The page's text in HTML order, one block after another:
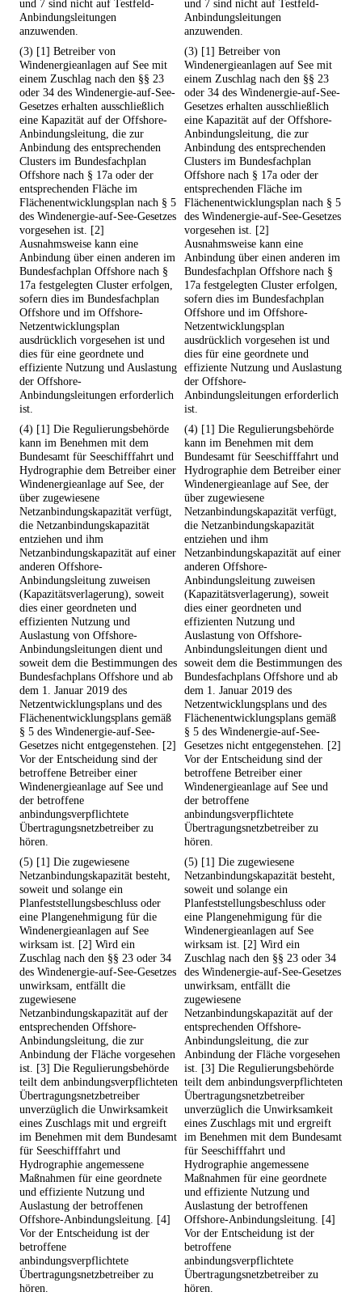
und 7 sind nicht auf Testfeld-
Anbindungsleitungen
anzuwenden.
und 7 sind nicht auf Testfeld-
Anbindungsleitungen
anzuwenden.
(3) [1] Betreiber von
Windenergieanlagen auf See mit
einem Zuschlag nach den §§ 23
oder 34 des Windenergie-auf-See-
Gesetzes erhalten ausschließlich
eine Kapazität auf der Offshore-
Anbindungsleitung, die zur
Anbindung des entsprechenden
Clusters im Bundesfachplan
Offshore nach § 17a oder der
entsprechenden Fläche im
Flächenentwicklungsplan nach § 5
des Windenergie-auf-See-Gesetzes
vorgesehen ist. [2]
Ausnahmsweise kann eine
Anbindung über einen anderen im
Bundesfachplan Offshore nach §
17a festgelegten Cluster erfolgen,
sofern dies im Bundesfachplan
Offshore und im Offshore-
Netzentwicklungsplan
ausdrücklich vorgesehen ist und
dies für eine geordnete und
effiziente Nutzung und Auslastung
der Offshore-
Anbindungsleitungen erforderlich
ist.
(3) [1] Betreiber von
Windenergieanlagen auf See mit
einem Zuschlag nach den §§ 23
oder 34 des Windenergie-auf-See-
Gesetzes erhalten ausschließlich
eine Kapazität auf der Offshore-
Anbindungsleitung, die zur
Anbindung des entsprechenden
Clusters im Bundesfachplan
Offshore nach § 17a oder der
entsprechenden Fläche im
Flächenentwicklungsplan nach § 5
des Windenergie-auf-See-Gesetzes
vorgesehen ist. [2]
Ausnahmsweise kann eine
Anbindung über einen anderen im
Bundesfachplan Offshore nach §
17a festgelegten Cluster erfolgen,
sofern dies im Bundesfachplan
Offshore und im Offshore-
Netzentwicklungsplan
ausdrücklich vorgesehen ist und
dies für eine geordnete und
effiziente Nutzung und Auslastung
der Offshore-
Anbindungsleitungen erforderlich
ist.
(4) [1] Die Regulierungsbehörde
kann im Benehmen mit dem
Bundesamt für Seeschifffahrt und
Hydrographie dem Betreiber einer
Windenergieanlage auf See, der
über zugewiesene
Netzanbindungskapazität verfügt,
die Netzanbindungskapazität
entziehen und ihm
Netzanbindungskapazität auf einer
anderen Offshore-
Anbindungsleitung zuweisen
(Kapazitätsverlagerung), soweit
dies einer geordneten und
effizienten Nutzung und
Auslastung von Offshore-
Anbindungsleitungen dient und
soweit dem die Bestimmungen des
Bundesfachplans Offshore und ab
dem 1. Januar 2019 des
Netzentwicklungsplans und des
Flächenentwicklungsplans gemäß
§ 5 des Windenergie-auf-See-
Gesetzes nicht entgegenstehen. [2]
Vor der Entscheidung sind der
betroffene Betreiber einer
Windenergieanlage auf See und
der betroffene
anbindungsverpflichtete
Übertragungsnetzbetreiber zu
hören.
(4) [1] Die Regulierungsbehörde
kann im Benehmen mit dem
Bundesamt für Seeschifffahrt und
Hydrographie dem Betreiber einer
Windenergieanlage auf See, der
über zugewiesene
Netzanbindungskapazität verfügt,
die Netzanbindungskapazität
entziehen und ihm
Netzanbindungskapazität auf einer
anderen Offshore-
Anbindungsleitung zuweisen
(Kapazitätsverlagerung), soweit
dies einer geordneten und
effizienten Nutzung und
Auslastung von Offshore-
Anbindungsleitungen dient und
soweit dem die Bestimmungen des
Bundesfachplans Offshore und ab
dem 1. Januar 2019 des
Netzentwicklungsplans und des
Flächenentwicklungsplans gemäß
§ 5 des Windenergie-auf-See-
Gesetzes nicht entgegenstehen. [2]
Vor der Entscheidung sind der
betroffene Betreiber einer
Windenergieanlage auf See und
der betroffene
anbindungsverpflichtete
Übertragungsnetzbetreiber zu
hören.
(5) [1] Die zugewiesene
Netzanbindungskapazität besteht,
soweit und solange ein
Planfeststellungsbeschluss oder
eine Plangenehmigung für die
Windenergieanlagen auf See
wirksam ist. [2] Wird ein
Zuschlag nach den §§ 23 oder 34
des Windenergie-auf-See-Gesetzes
unwirksam, entfällt die
zugewiesene
Netzanbindungskapazität auf der
entsprechenden Offshore-
Anbindungsleitung, die zur
Anbindung der Fläche vorgesehen
ist. [3] Die Regulierungsbehörde
teilt dem anbindungsverpflichteten
Übertragungsnetzbetreiber
unverzüglich die Unwirksamkeit
eines Zuschlags mit und ergreift
im Benehmen mit dem Bundesamt
für Seeschifffahrt und
Hydrographie angemessene
Maßnahmen für eine geordnete
und effiziente Nutzung und
Auslastung der betroffenen
Offshore-Anbindungsleitung. [4]
Vor der Entscheidung ist der
betroffene
anbindungsverpflichtete
Übertragungsnetzbetreiber zu
hören.
(5) [1] Die zugewiesene
Netzanbindungskapazität besteht,
soweit und solange ein
Planfeststellungsbeschluss oder
eine Plangenehmigung für die
Windenergieanlagen auf See
wirksam ist. [2] Wird ein
Zuschlag nach den §§ 23 oder 34
des Windenergie-auf-See-Gesetzes
unwirksam, entfällt die
zugewiesene
Netzanbindungskapazität auf der
entsprechenden Offshore-
Anbindungsleitung, die zur
Anbindung der Fläche vorgesehen
ist. [3] Die Regulierungsbehörde
teilt dem anbindungsverpflichteten
Übertragungsnetzbetreiber
unverzüglich die Unwirksamkeit
eines Zuschlags mit und ergreift
im Benehmen mit dem Bundesamt
für Seeschifffahrt und
Hydrographie angemessene
Maßnahmen für eine geordnete
und effiziente Nutzung und
Auslastung der betroffenen
Offshore-Anbindungsleitung. [4]
Vor der Entscheidung ist der
betroffene
anbindungsverpflichtete
Übertragungsnetzbetreiber zu
hören.